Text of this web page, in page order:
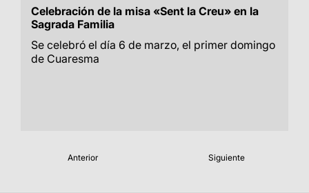
Celebración de la misa «Sent la Creu» en la
Sagrada Familia
Se celebró el día 6 de marzo, el primer domingo
de Cuaresma
Anterior Siguiente